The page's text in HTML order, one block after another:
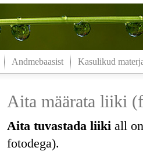
Andmebaasist Kasulikud
Aita määrata liiki
Aita tuvastada liikiall on
fotodega).